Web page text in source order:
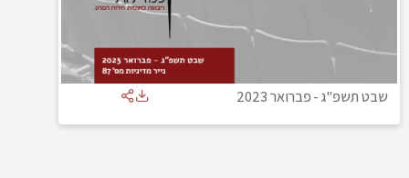
שבט תשפ"ג-פברואר 2023